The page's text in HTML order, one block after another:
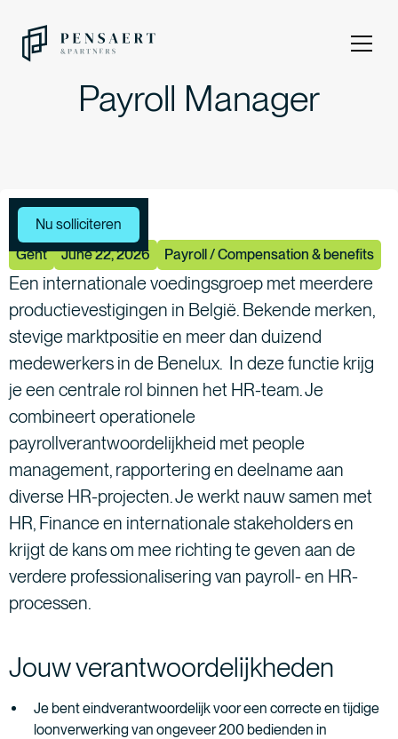
Payroll Manager
Meer vacatures
Gent June 22, 2026 Payroll / Compensation & benefits
Een internationale voedingsgroep met meerdere
productievestigingen in België. Bekende merken,
stevige marktpositie en meer dan duizend
medewerkers in de Benelux. In deze functie krijg
je een centrale rol binnen het HR-team. Je
combineert operationele
payrollverantwoordelijkheid met people
management, rapportering en deelname aan
diverse HR-projecten. Je werkt nauw samen met
HR, Finance en internationale stakeholders en
krijgt de kans om mee richting te geven aan de
verdere professionalisering van payroll- en HR-
processen.
Jouw verantwoordelijkheden
Je bent eindverantwoordelijk voor een correcte en tijdige
loonverwerking van ongeveer 200 bedienden in
Nu solliciteren